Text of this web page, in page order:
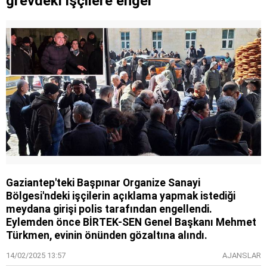
Gaziantep'teki Başpınar Organize Sanayi
Bölgesi'ndeki işçilerin açıklama yapmak istediği
meydana girişi polis tarafından engellendi.
Eylemden önce BİRTEK-SEN Genel Başkanı Mehmet
Türkmen, evinin önünden gözaltına alındı.
14/02/2025 13:57 AJANSLAR